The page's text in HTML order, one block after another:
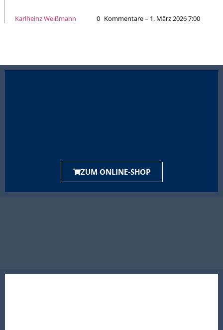
Karlheinz Weißmann 0 Kommentare – 1. März 2026 7:00
ZUM ONLINE-SHOP